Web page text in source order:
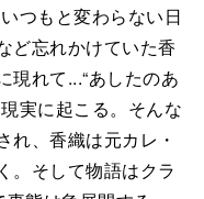
つもと変わらない日
ど忘れかけていた香
現れて...“あしたのあ
実に起こる。そんな
れ、香織は元カレ・
。そして物語はクラ